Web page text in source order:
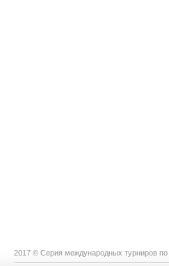
2017 © Серия международных турниров по